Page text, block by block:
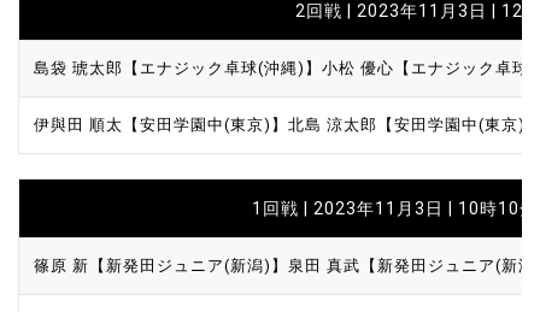
2回戦 | 2023年11月3日 | 12
島袋 琥太郎【エナジック卓球(沖縄)】 小松 優心【エナジック卓球
伊與田 順太【安田学園中(東京)】 北島 涼太郎【安田学園中(東京)
1回戦 | 2023年11月3日 | 10時10分
篠原 新【新発田ジュニア(新潟)】 泉田 真武【新発田ジュニア(新潟